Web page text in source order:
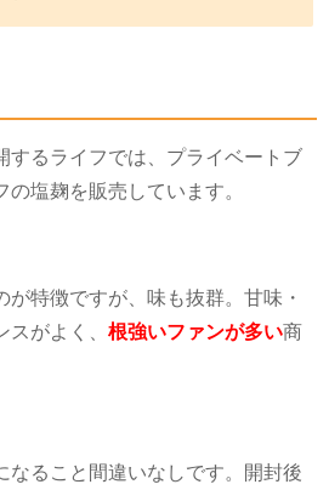
するライフでは、プライベートブ
塩麹を販売しています。
が特徴ですが、味も抜群。甘味・
がよく、 根強いファンが多い商
なること間違いなしです。開封後